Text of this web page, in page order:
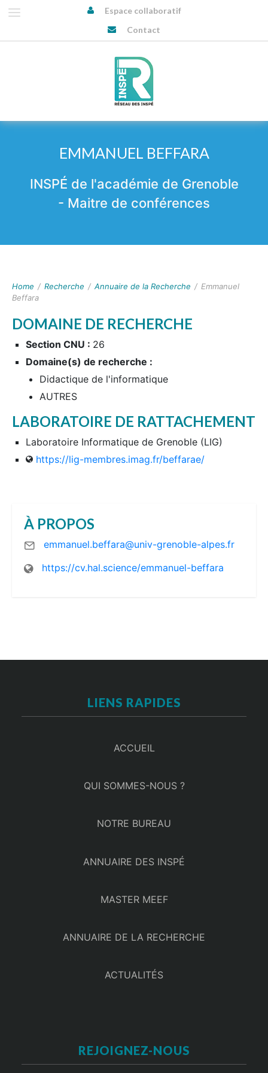
Espace collaboratif
Contact
EMMANUEL BEFFARA
INSPÉ de l'académie de Grenoble
- Maitre de conférences
Home / Recherche / Annuaire de la Recherche / Emmanuel
Beffara
DOMAINE DE RECHERCHE
Section CNU : 26
Domaine(s) de recherche :
Didactique de l'informatique
AUTRES
LABORATOIRE DE RATTACHEMENT
Laboratoire Informatique de Grenoble (LIG)
https://lig-membres.imag.fr/beffarae/
À PROPOS
emmanuel.beffara@univ-grenoble-alpes.fr
https://cv.hal.science/emmanuel-beffara
LIENS RAPIDES
ACCUEIL
QUI SOMMES-NOUS ?
NOTRE BUREAU
ANNUAIRE DES INSPÉ
MASTER MEEF
ANNUAIRE DE LA RECHERCHE
ACTUALITÉS
REJOIGNEZ-NOUS